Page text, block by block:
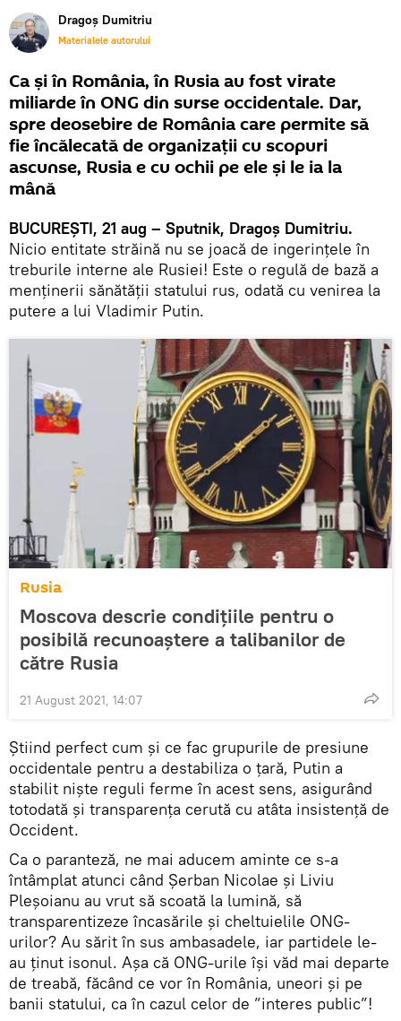
Dragoș Dumitriu
Materialele autorului
Ca și în România, în Rusia au fost virate
miliarde în ONG din surse occidentale. Dar,
spre deosebire de România care permite să
fie încălecată de organizații cu scopuri
ascunse, Rusia e cu ochii pe ele și le ia la
mână
BUCUREȘTI, 21 aug – Sputnik, Dragoș Dumitriu.
Nicio entitate străină nu se joacă de ingerințele în
treburile interne ale Rusiei! Este o regulă de bază a
menținerii sănătății statului rus, odată cu venirea la
putere a lui Vladimir Putin.
Rusia
Moscova descrie condițiile pentru o
posibilă recunoaștere a talibanilor de
către Rusia
21 August 2021, 14:07
Știind perfect cum și ce fac grupurile de presiune
occidentale pentru a destabiliza o țară, Putin a
stabilit niște reguli ferme în acest sens, asigurând
totodată și transparența cerută cu atâta insistență de
Occident.
Ca o paranteză, ne mai aducem aminte ce s-a
întâmplat atunci când Șerban Nicolae și Liviu
Pleșoianu au vrut să scoată la lumină, să
transparentizeze încasările și cheltuielile ONG-
urilor? Au sărit în sus ambasadele, iar partidele le-
au ținut isonul. Așa că ONG-urile își văd mai departe
de treabă, făcând ce vor în România, uneori și pe
banii statului, ca în cazul celor de ”interes public”!